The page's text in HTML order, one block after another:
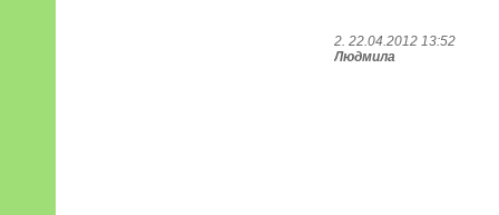
2. 22.04.2012 13:52
Людмила